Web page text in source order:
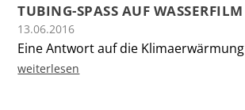
TUBING-SPASS AUF WASSERFILM
13.06.2016
Eine Antwort auf die Klimaerwärmung
weiterlesen